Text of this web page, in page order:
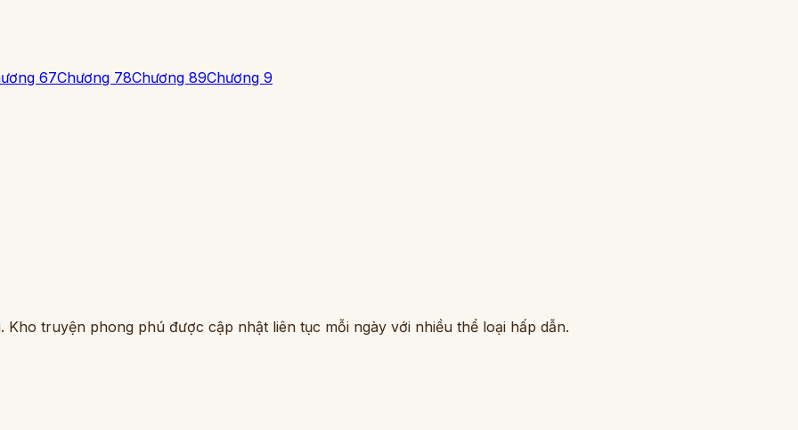
67Chương 78Chương 89Chương 9
truyện phong phú được cập nhật liên tục mỗi ngày với nhiều thể loại hấp dẫn.